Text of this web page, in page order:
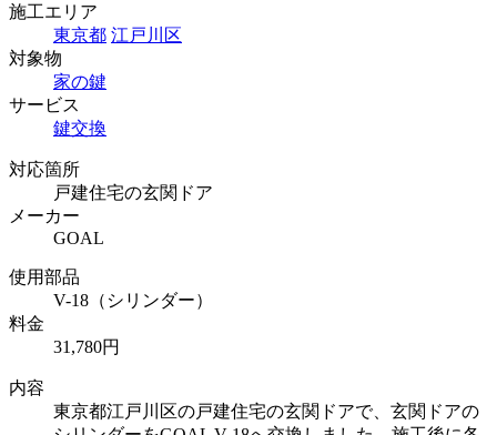
施工エリア
東京都 江戸川区
対象物
家の鍵
サービス
鍵交換
対応箇所
戸建住宅の玄関ドア
メーカー
GOAL
使用部品
V-18（シリンダー）
料金
31,780円
内容
東京都江戸川区の戸建住宅の玄関ドアで、玄関ドアの